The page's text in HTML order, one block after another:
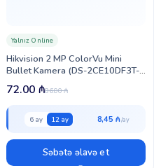
Hikvision 2 MP ColorVu Mini
Bullet Kamera (DS-2CE10DF3T-F
(2.8mm))
Yalnız Online
86.00₼
72.00 ₼
6 ay 12 ay 8,45 ₼
Səbətə əlavə et